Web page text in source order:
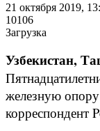
21 октября 2019,
10106
Загрузка
Узбекистан,
железную
корреспондент